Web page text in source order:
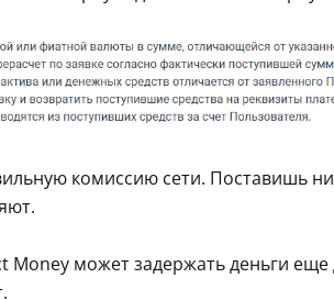
комиссию сети. Поставишь
Money может задержать деньги